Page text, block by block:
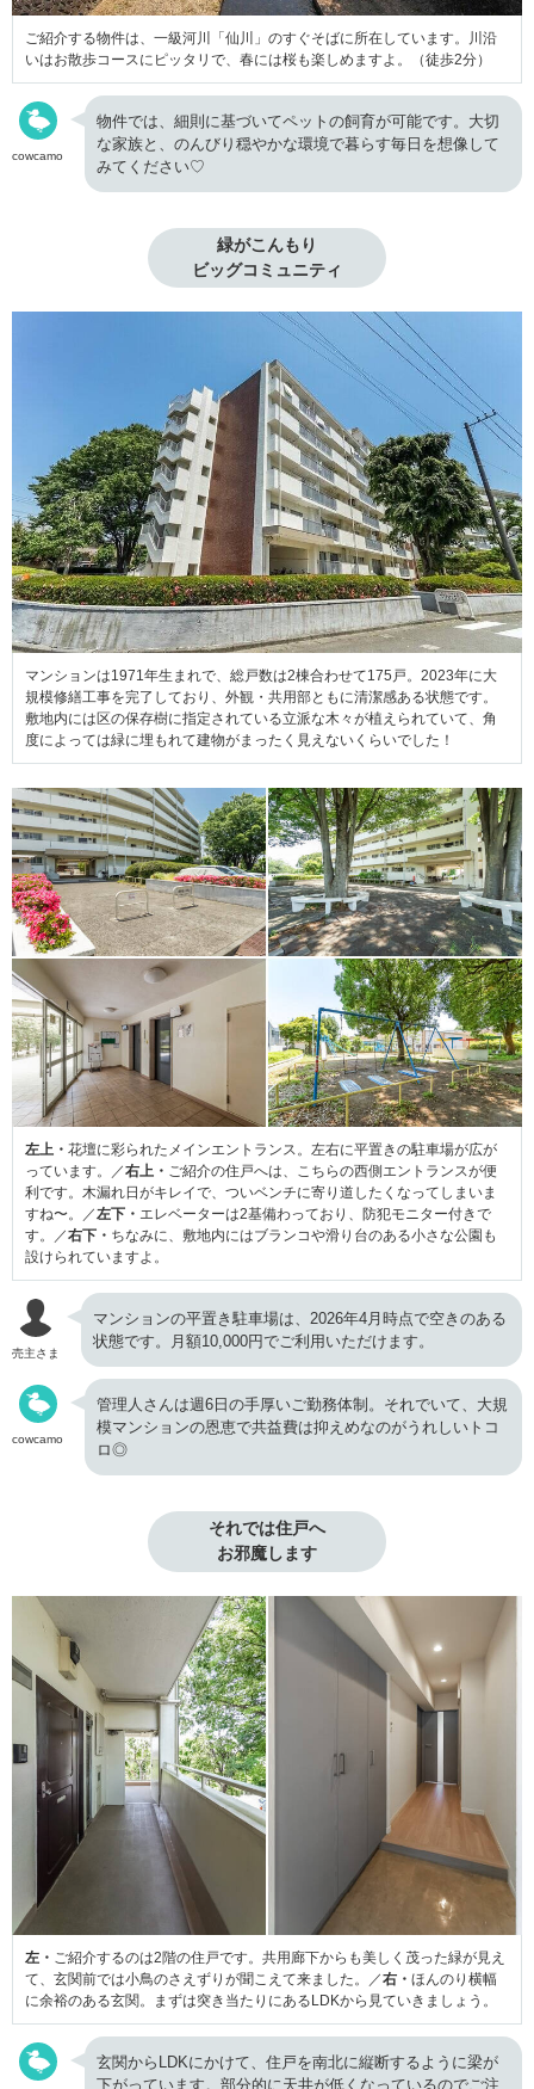
ご紹介する物件は、一級河川「仙川」のすぐそばに所在しています。川沿
いはお散歩コースにピッタリで、春には桜も楽しめますよ。（徒歩2分）
cowcamo
物件では、細則に基づいてペットの飼育が可能です。大切
な家族と、のんびり穏やかな環境で暮らす毎日を想像して
みてください♡
緑がこんもり
ビッグコミュニティ
マンションは1971年生まれで、総戸数は2棟合わせて175戸。2023年に大
規模修繕工事を完了しており、外観・共用部ともに清潔感ある状態です。
敷地内には区の保存樹に指定されている立派な木々が植えられていて、角
度によっては緑に埋もれて建物がまったく見えないくらいでした！
左上・ 花壇に彩られたメインエントランス。左右に平置きの駐車場が広が
っています。／右上・ ご紹介の住戸へは、こちらの西側エントランスが便
利です。木漏れ日がキレイで、ついベンチに寄り道したくなってしまいま
すね〜。／左下・ エレベーターは2基備わっており、防犯モニター付きで
す。／右下・ ちなみに、敷地内にはブランコや滑り台のある小さな公園も
設けられていますよ。
売主さま
マンションの平置き駐車場は、2026年4月時点で空きのある
状態です。月額10,000円でご利用いただけます。
cowcamo
管理人さんは週6日の手厚いご勤務体制。それでいて、大規
模マンションの恩恵で共益費は抑えめなのがうれしいトコ
ロ◎
それでは住戸へ
お邪魔します
左・ ご紹介するのは2階の住戸です。共用廊下からも美しく茂った緑が見え
て、玄関前では小鳥のさえずりが聞こえて来ました。／右・ ほんのり横幅
に余裕のある玄関。まずは突き当たりにあるLDKから見ていきましょう。
玄関からLDKにかけて、住戸を南北に縦断するように梁が
下がっています。部分的に天井が低くなっているのでご注